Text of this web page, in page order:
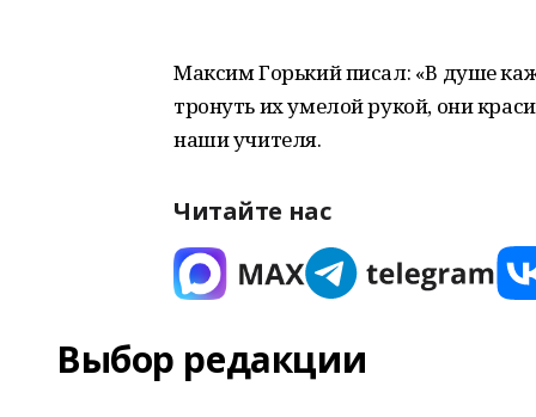
Максим Горький писал: «В душе
тронуть их умелой рукой, они
наши учителя.
Читайте нас
Выбор редакции